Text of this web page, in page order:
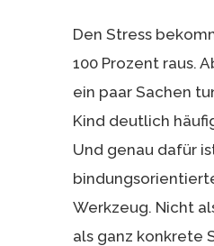
Den Stress
100 Prozent raus.
ein paar Sachen
Kind deutlich
Und genau dafür
Werkzeug. Nicht
als ganz konkrete